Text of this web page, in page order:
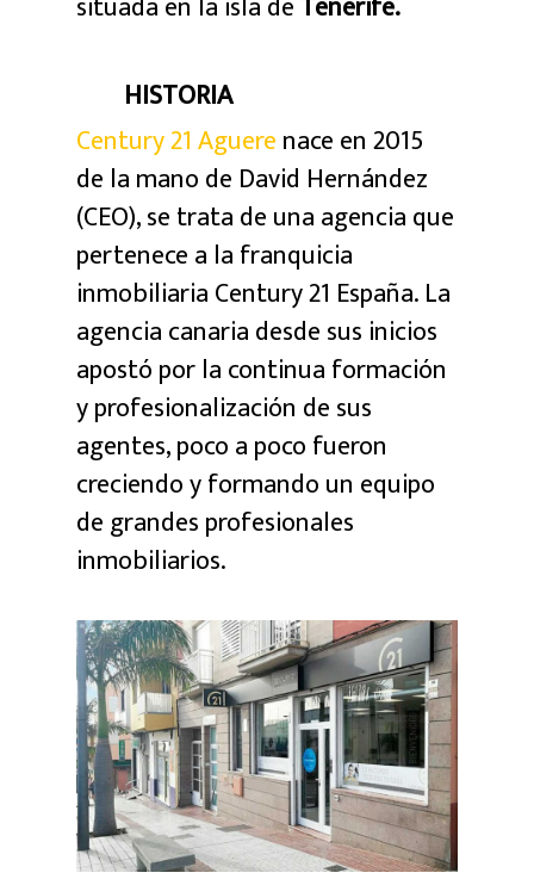
HISTORIA
Century 21 Aguerenace en 2015
de la mano de David Hernández
(CEO), se trata de una agencia que
pertenece a la franquicia
inmobiliaria Century 21 España. La
agencia canaria desde sus inicios
apostó por la continua formación
y profesionalización de sus
agentes, poco a poco fueron
creciendo y formando un equipo
de grandes profesionales
inmobiliarios.